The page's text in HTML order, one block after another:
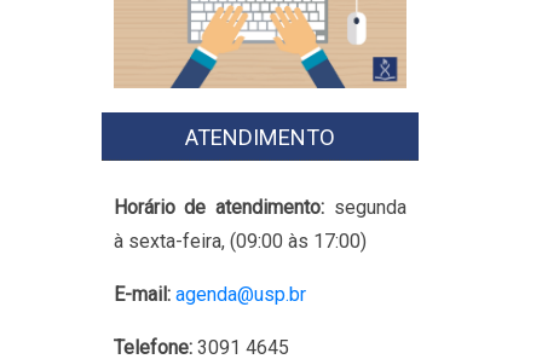
ATENDIMENTO
Horário de atendimento: segunda
à sexta-feira, (09:00 às 17:00)
E-mail: agenda@usp.br
Telefone:3091 4645